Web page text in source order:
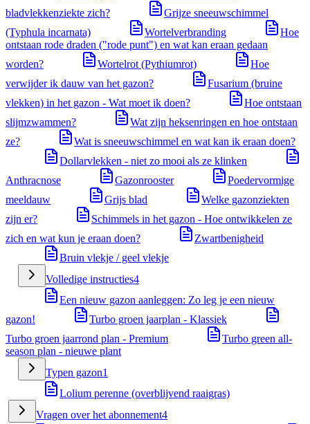
bladvlekkenziekte zich?
Grijze sneeuwschimmel
(Typhula incarnata)
Wortelverbranding
Hoe
ontstaan rode draden ("rode punt") en wat kan eraan gedaan
worden?
Wortelrot (Pythiumrot)
Hoe
verwijder ik dauw van het gazon?
Fusarium (bruine
vlekken) in het gazon - Wat moet ik doen?
Hoe ontstaan
slijmzwammen?
Wat zijn heksenringen en hoe ontstaan
ze?
Wat is sneeuwschimmel en wat kan ik eraan doen?
Dollarvlekken - niet zo mooi als ze klinken
Anthracnose
Gazonrooster
Poedervormige
meeldauw
Grijs blad
Welke gazonziekten
zijn er?
Schimmels in het gazon - Hoe ontwikkelen ze
zich en wat kun je eraan doen?
Zwartbenigheid
Bruin vlekje / geel vlekje
Volledige instructies4
Een nieuw gazon aanleggen: Zo leg je een nieuw
gazon!
Turbo groen jaarplan - Klassiek
Turbo groen jaarrond plan - Premium
Turbo green all-
season plan - nieuwe plant
Typen gazon1
Lolium perenne (overblijvend raaigras)
Vragen over het abonnement4